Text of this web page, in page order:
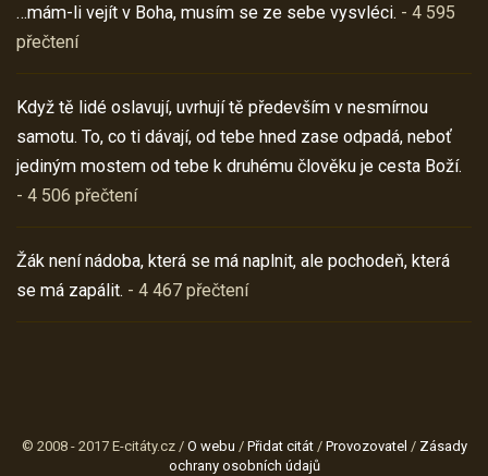
…mám-li vejít v Boha, musím se ze sebe vysvléci. - 4 595
přečtení
Když tě lidé oslavují, uvrhují tě především v nesmírnou
samotu. To, co ti dávají, od tebe hned zase odpadá, neboť
jediným mostem od tebe k druhému člověku je cesta Boží.
- 4 506 přečtení
Žák není nádoba, která se má naplnit, ale pochodeň, která
se má zapálit. - 4 467 přečtení
© 2008 - 2017 E-citáty.cz / O webu / Přidat citát/ Provozovatel / Zásady
ochrany osobních údajů